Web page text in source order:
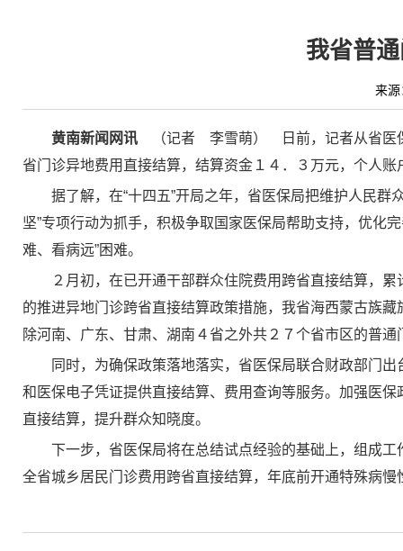
我省普
来
黄南新闻网讯
（记者 李雪萌） 日前，记者从省医
省门诊异地费用直接结算，结算资金１４．３万元，个人
据了解，在“十四五”开局之年，省医保局把维护人民
坚”专项行动为抓手，积极争取国家医保局帮助支持，优化
难、看病远”困难。
２月初，在已开通干部群众住院费用跨省直接结算，
的推进异地门诊跨省直接结算政策措施，我省海西蒙古族
除河南、广东、甘肃、湖南４省之外共２７个省市区的普
同时，为确保政策落地落实，省医保局联合财政部门
和医保电子凭证提供直接结算、费用查询等服务。加强医
直接结算，提升群众知晓度。
下一步，省医保局将在总结试点经验的基础上，组成
全省城乡居民门诊费用跨省直接结算，年底前开通特殊病